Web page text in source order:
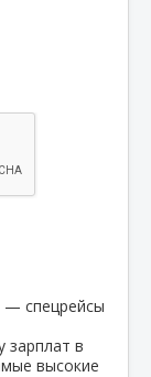
— спецрейсы
зарплат в
высокие